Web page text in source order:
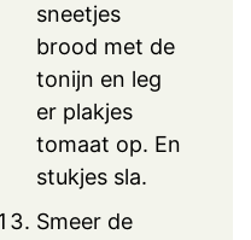
sneetjes
brood met de
tonijn en leg
er plakjes
tomaat op. En
stukjes sla.
Smeer de